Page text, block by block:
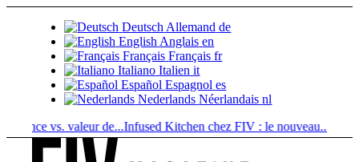
Deutsch Allemand de
English Anglais en
Français Français fr
Italiano Italien it
Español Espagnol es
Nederlands Néerlandais nl
vs. valeur de...Infused Kitchen chez FIV : le nouveau...Boissons